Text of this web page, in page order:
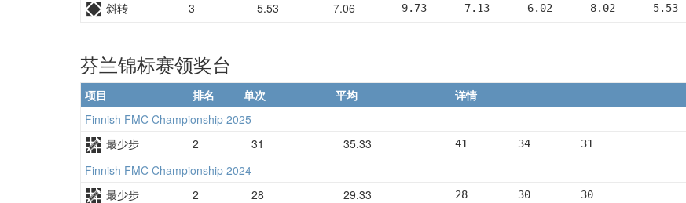
斜转 3 5.53 7.06 9.73      7.13      6.02      8.02      5.53
芬兰锦标赛领奖台
项目 排名 单次 平均
详情
Finnish FMC Championship 2025
最少步
2 31 35.33 41        34        31
Finnish FMC Championship 2024
最少步
2 28 29.33 28        30        30